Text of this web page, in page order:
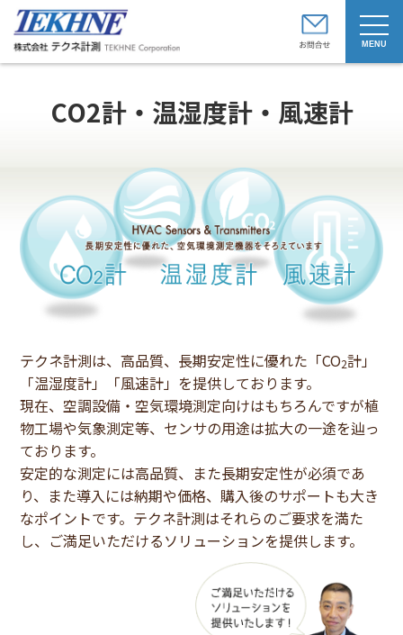
t
o
g
g
n
CO2計・温湿度計・風速計
テクネ計測は、高品質、長期安定性に優れた「CO2計」
「温湿度計」「風速計」を提供しております。
現在、空調設備・空気環境測定向けはもちろんですが植
物工場や気象測定等、センサの用途は拡大の一途を辿っ
ております。
安定的な測定には高品質、また長期安定性が必須であ
り、また導入には納期や価格、購入後のサポートも大き
なポイントです。テクネ計測はそれらのご要求を満た
し、ご満足いただけるソリューションを提供します。